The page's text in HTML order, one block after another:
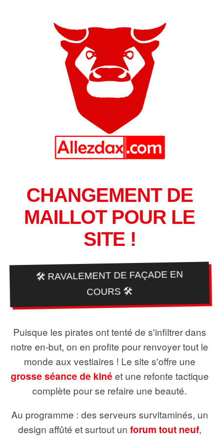
CHANGEMENT DE
MAILLOT POUR LE
SITE !
🛠️ RAVALEMENT DE FAÇADE EN
COURS 🛠️
Puisque les pirates ont tenté de s'infiltrer dans
notre en-but, on en profite pour renvoyer tout le
monde aux vestiaires ! Le site s'offre une
grosse séance de kiné et une refonte tactique
complète pour se refaire une beauté.
Au programme : des serveurs survitaminés, un
design affûté et surtout un forum tout neuf,